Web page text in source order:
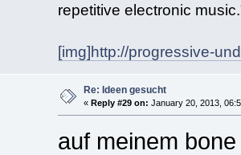
repetitive electronic
[img]http://progressive-
Re: Ideen gesucht
« Reply #29 on: January 20, 2013,
auf meinem